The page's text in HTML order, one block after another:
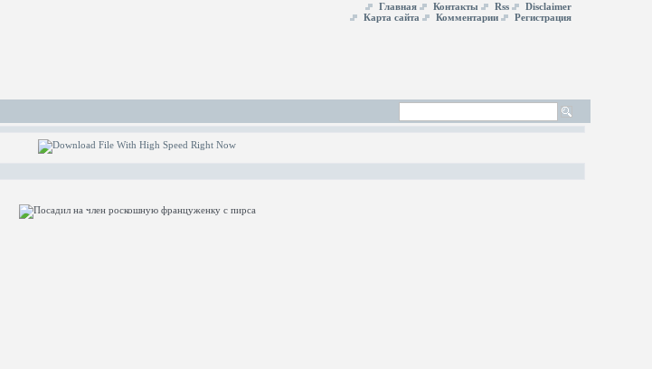
Главная Контакты Rss
Disclaimer
Карта сайта
Комментарии Регистрация